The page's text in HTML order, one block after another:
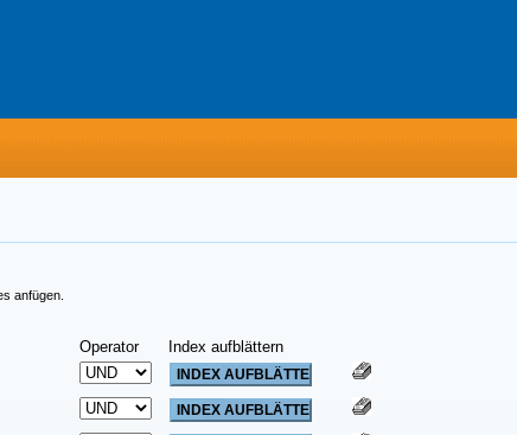
anfügen.
Operator Index aufblättern